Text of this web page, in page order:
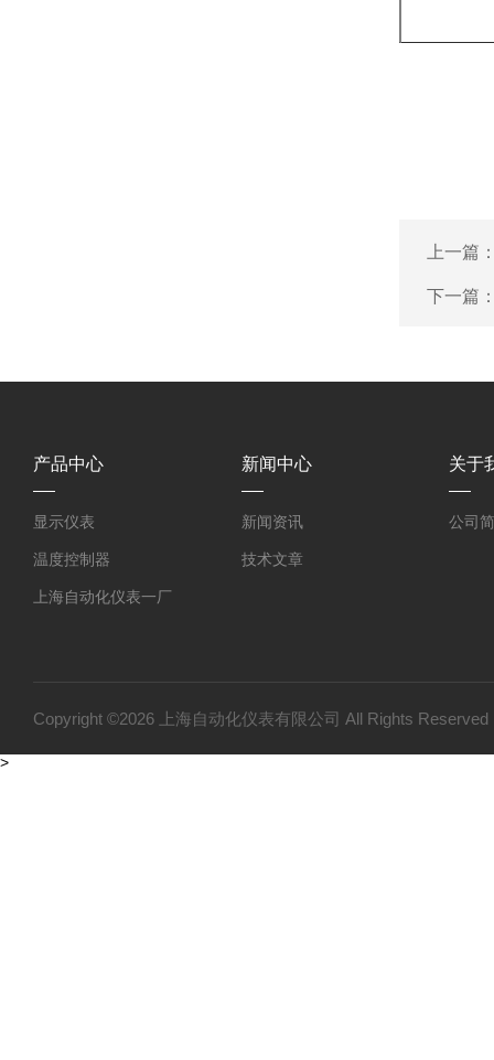
安装接口
上一篇
下一篇
产品中心
显示仪表
温度控制器
上海自动化仪表一厂
压力变送器
新闻中心
新闻资讯
技术文章
关于
公司
Copyright ©2026 上海自动化仪表有限公司 All Rights
>